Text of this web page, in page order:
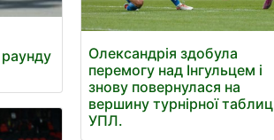
Олександрія здобула
перемогу над Інгульцем і
знову повернулася на
вершину турнірної
УПЛ.